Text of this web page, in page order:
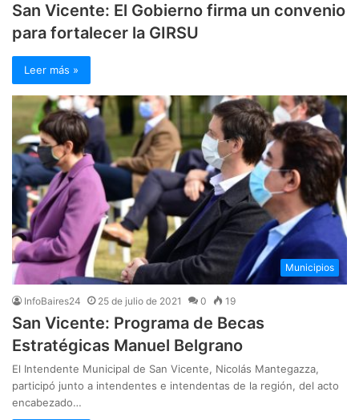
San Vicente: El Gobierno firma un convenio
para fortalecer la GIRSU
Leer más »
Municipios
InfoBaires24 25 de julio de 2021 0 19
San Vicente: Programa de Becas
Estratégicas Manuel Belgrano
El Intendente Municipal de San Vicente, Nicolás Mantegazza,
participó junto a intendentes e intendentas de la región, del acto
encabezado…